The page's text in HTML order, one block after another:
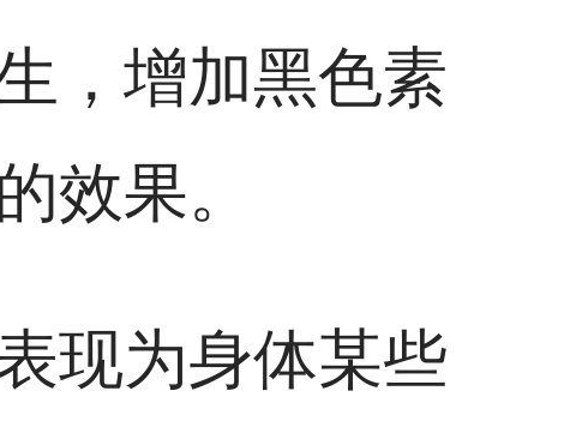
，增加黑色素
效果。
现为身体某些